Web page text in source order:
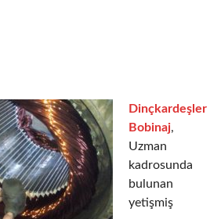
Dinçkardeşler
Bobinaj,
Uzman
kadrosunda
bulunan
yetişmiş